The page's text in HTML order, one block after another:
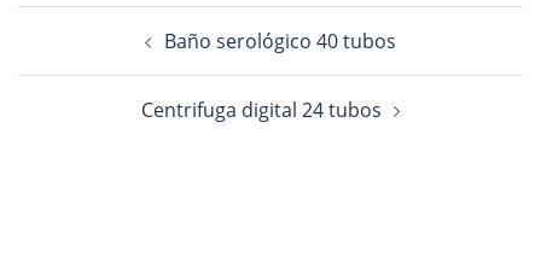
Baño serológico 40 tubos
Centrifuga digital 24 tubos